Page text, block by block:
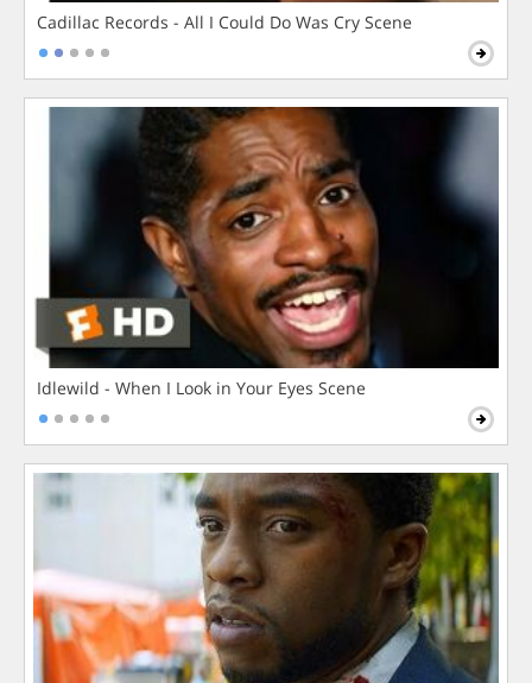
Cadillac Records - All I Could Do Was Cry Scene
Idlewild - When I Look in Your Eyes Scene